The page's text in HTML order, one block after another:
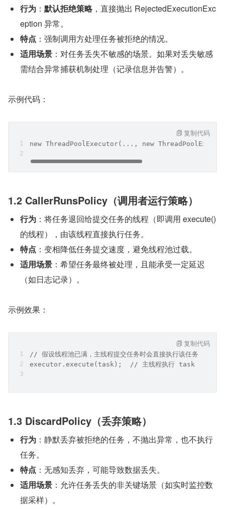
行为 ： 默认拒绝策略，直接抛出 RejectedExecutionExc
eption 异常。
特点 ：强制调用方处理任务被拒绝的情况。
适用场景 ：对任务丢失不敏感的场景。如果对丢失敏感
需结合异常捕获机制处理（记录信息并告警）。
示例代码：
new ThreadPoolExecutor(..., new
复制代码
1.2 CallerRunsPolicy（调用者运行策略）
行为 ：将任务退回给提交任务的线程（即调用 execute()
的线程），由该线程直接执行任务。
特点 ：变相降低任务提交速度，避免线程池过载。
适用场景 ：希望任务最终被处理，且能承受一定延迟
（如日志记录）。
示例效果：
// 假设线程池已满，主线程提交任务时会直接执行该任务
executor.execute(task);  // 主线程执行 task
复制代码
1.3 DiscardPolicy（丢弃策略）
行为 ：静默丢弃被拒绝的任务，不抛出异常，也不执行
任务。
特点 ：无感知丢弃，可能导致数据丢失。
适用场景 ：允许任务丢失的非关键场景（如实时监控数
据采样）。